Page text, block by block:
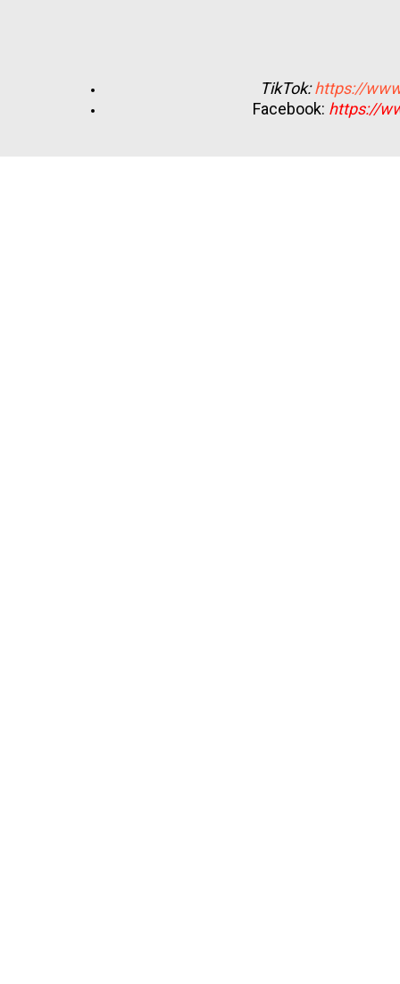
TikTok:https://
Facebook: https://